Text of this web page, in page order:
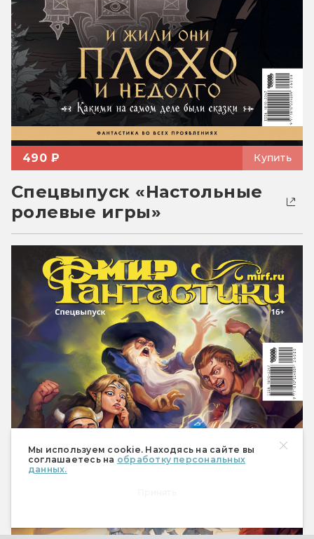
Мы используем cookie. Находясь на сайте вы
соглашаетесь на обработку персональных
данных.
490 ₽ Купить
Спецвыпуск «Настольные
ролевые игры»